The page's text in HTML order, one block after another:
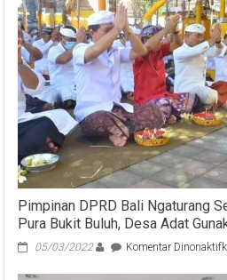
Pimpinan DPRD Bali Ngaturang
Pura Bukit Buluh, Desa Adat
05/03/2022 Komentar